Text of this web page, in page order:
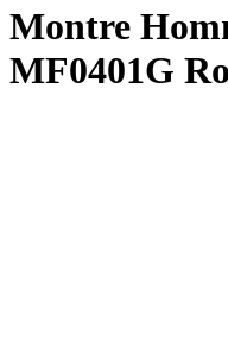
Montre
MF0401G